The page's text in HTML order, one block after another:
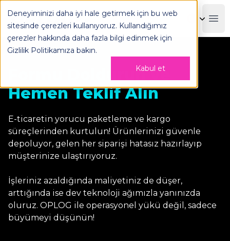
Deneyiminizi daha iyi hale getirmek için bu web
sitesinde çerezleri kullanıyoruz. Kullandığımız
çerezler hakkında daha fazla bilgi edinmek için
Gizlilik Politikamıza bakın.
Kabul et
OPLOG
Formu Doldurun ve
Hemen Teklif Alın
E-ticaretin yorucu paketleme ve kargo
süreçlerinden kurtulun! Ürünlerinizi güvenle
depoluyor, gelen her siparişi hatasız hazırlayıp
müşterinize ulaştırıyoruz.
İşleriniz azaldığında maliyetiniz de düşer,
arttığında ise dev teknoloji ağımızla yanınızda
oluruz. OPLOG ile operasyonel yükü değil, sadece
büyümeyi düşünün!